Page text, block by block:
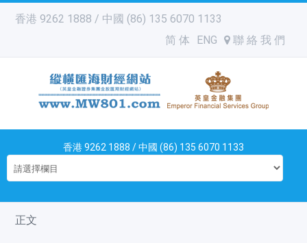
香港 9262 1888 / 中國 (86) 135 6070 1133
简 体
ENG 聯 絡 我 們
香港 9262 1888 / 中國 (86) 135 6070 1133
正文